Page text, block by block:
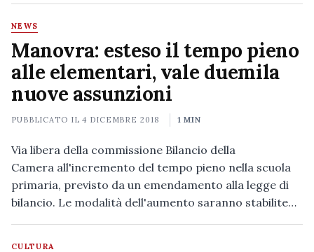
NEWS
Manovra: esteso il tempo pieno
alle elementari, vale duemila
nuove assunzioni
PUBBLICATO IL4 DICEMBRE 2018 1 MIN
Via libera della commissione Bilancio della
Camera all'incremento del tempo pieno nella scuola
primaria, previsto da un emendamento alla legge di
bilancio. Le modalità dell'aumento saranno stabilite…
CULTURA